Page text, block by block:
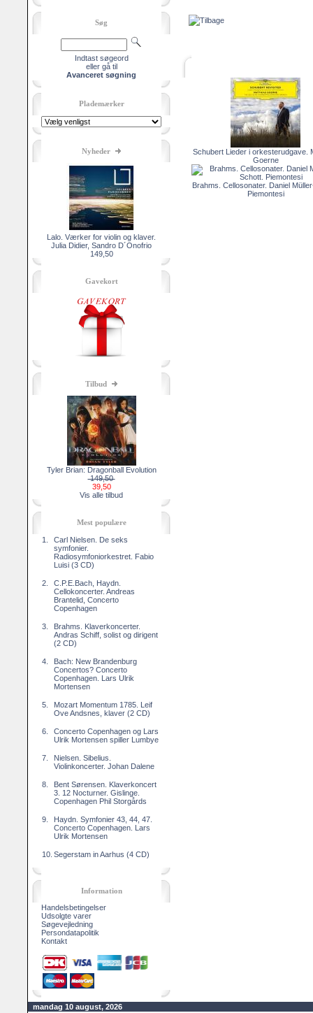
Søg
Indtast søgeord
eller gå til
Avanceret søgning
Plademærker
Nyheder
Lalo. Værker for violin og klaver.
Julia Didier, Sandro D´Onofrio
149,50
Gavekort
Tilbud
Tyler Brian: Dragonball Evolution
149,50
39,50
Vis alle tilbud
Mest populære
1.
Carl Nielsen. De seks
symfonier.
Radiosymfoniorkestret. Fabio
Luisi (3 CD)
2.
C.P.E.Bach, Haydn.
Cellokoncerter. Andreas
Brantelid, Concerto
Copenhagen
3.
Brahms. Klaverkoncerter.
Andras Schiff, solist og dirigent
(2 CD)
4.
Bach: New Brandenburg
Concertos? Concerto
Copenhagen. Lars Ulrik
Mortensen
5.
Mozart Momentum 1785. Leif
Ove Andsnes, klaver (2 CD)
6.
Concerto Copenhagen og Lars
Ulrik Mortensen spiller Lumbye
7.
Nielsen. Sibelius.
Violinkoncerter. Johan Dalene
8.
Bent Sørensen. Klaverkoncert
3. 12 Nocturner. Gislinge.
Copenhagen Phil Storgårds
9.
Haydn. Symfonier 43, 44, 47.
Concerto Copenhagen. Lars
Ulrik Mortensen
10. Segerstam in Aarhus (4 CD)
Information
Handelsbetingelser
Udsolgte varer
Søgevejledning
Persondatapolitik
Kontakt
Schubert Lieder i orkesterudgave.
Goerne
Brahms. Cellosonater. Daniel
Piemontesi
mandag 10 august, 2026